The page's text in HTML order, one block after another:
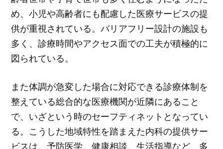
め、小児や高齢者にも配慮した医療サービスの提
供が重視されている。バリアフリー設計の施設も
多く、診療時間やアクセス面での工夫が積極的に
図られている。
また体調が急変した場合に対応できる診療体制を
整えている総合的な医療機関が近隣にあること
で、いざという時のセーフティネットとなってい
る。こうした地域特性を踏まえた内科の提供サー
ビスは、予防医学、健康相談、生活指導など、多